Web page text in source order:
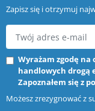
Zapisz się i otrzymuj
Wyrażam zgodę
handlowych drogą
Zapoznałem się z
Możesz zrezygnować z